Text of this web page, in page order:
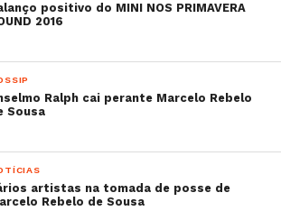
positivo do MINI NOS PRIMAVERA
2016
Ralph cai perante Marcelo Rebelo
Sousa
artistas na tomada de posse de
Rebelo de Sousa